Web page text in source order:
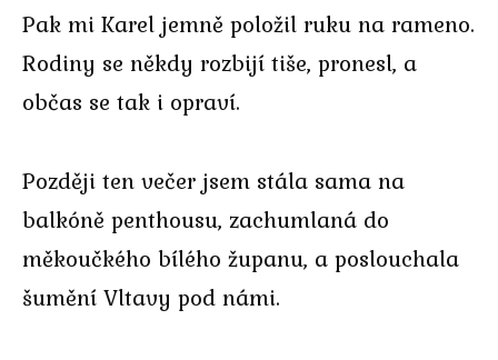
Pak mi Karel jemně položil ruku na rameno.
Rodiny se někdy rozbijí tiše, pronesl, a
občas se tak i opraví.
Později ten večer jsem stála sama na
balkóně penthousu, zachumlaná do
měkoučkého bílého županu, a poslouchala
šumění Vltavy pod námi.